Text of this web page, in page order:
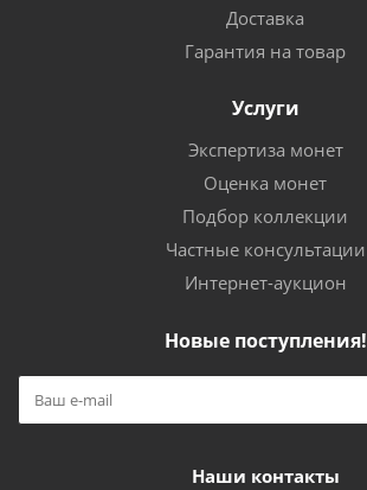
Доставка
Гарантия на товар
Услуги
Экспертиза монет
Оценка монет
Подбор коллекции
Частные консультации
Интернет-аукцион
Новые поступления!
Наши контакты